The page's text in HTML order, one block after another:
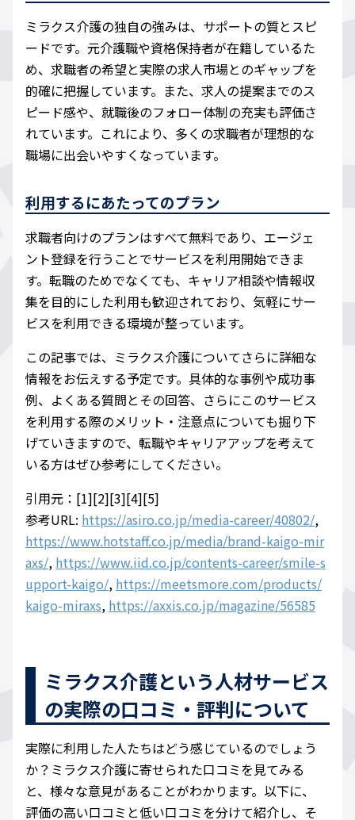
ミラクス介護の独自の強みは、サポートの質とスピ
ードです。元介護職や資格保持者が在籍しているた
め、求職者の希望と実際の求人市場とのギャップを
的確に把握しています。また、求人の提案までのス
ピード感や、就職後のフォロー体制の充実も評価さ
れています。これにより、多くの求職者が理想的な
職場に出会いやすくなっています。
利用するにあたってのプラン
求職者向けのプランはすべて無料であり、エージェ
ント登録を行うことでサービスを利用開始できま
す。転職のためでなくても、キャリア相談や情報収
集を目的にした利用も歓迎されており、気軽にサー
ビスを利用できる環境が整っています。
この記事では、ミラクス介護についてさらに詳細な
情報をお伝えする予定です。具体的な事例や成功事
例、よくある質問とその回答、さらにこのサービス
を利用する際のメリット・注意点についても掘り下
げていきますので、転職やキャリアアップを考えて
いる方はぜひ参考にしてください。
引用元：[1][2][3][4][5]
参考URL: https://asiro.co.jp/media-career/40802/,
https://www.hotstaff.co.jp/media/brand-kaigo-mir
axs/, https://www.iid.co.jp/contents-career/smile-s
upport-kaigo/, https://meetsmore.com/products/
kaigo-miraxs, https://axxis.co.jp/magazine/56585
ミラクス介護という人材サービス
の実際の口コミ・評判について
実際に利用した人たちはどう感じているのでしょう
か？ミラクス介護に寄せられた口コミを見てみる
と、様々な意見があることがわかります。以下に、
評価の高い口コミと低い口コミを分けて紹介し、そ